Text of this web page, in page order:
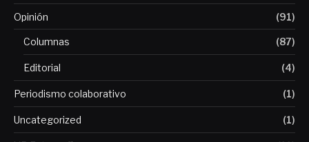
Opinión (91)
Columnas (87)
Editorial (4)
Periodismo colaborativo (1)
Uncategorized (1)